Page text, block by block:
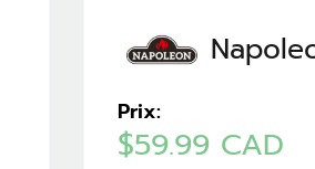
Prix:
Prix
$59.99 CAD